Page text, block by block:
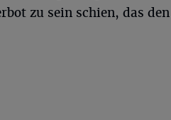
zu sein schien, das